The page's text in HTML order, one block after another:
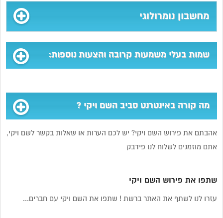
מחשבון נומרולוגי
שמות בעלי משמעות קרובה והצעות נוספות:
מה קורה באינטרנט סביב השם ויקי ?
אהבתם את פירוש השם ויקי? יש לכם הערות או שאלות בקשר לשם ויקי,
אתם מוזמנים לשלוח לנו פידבק
שתפו את פירוש השם ויקי
עזרו לנו לשתף את האתר ברשת ! שתפו את השם ויקי עם חברים...